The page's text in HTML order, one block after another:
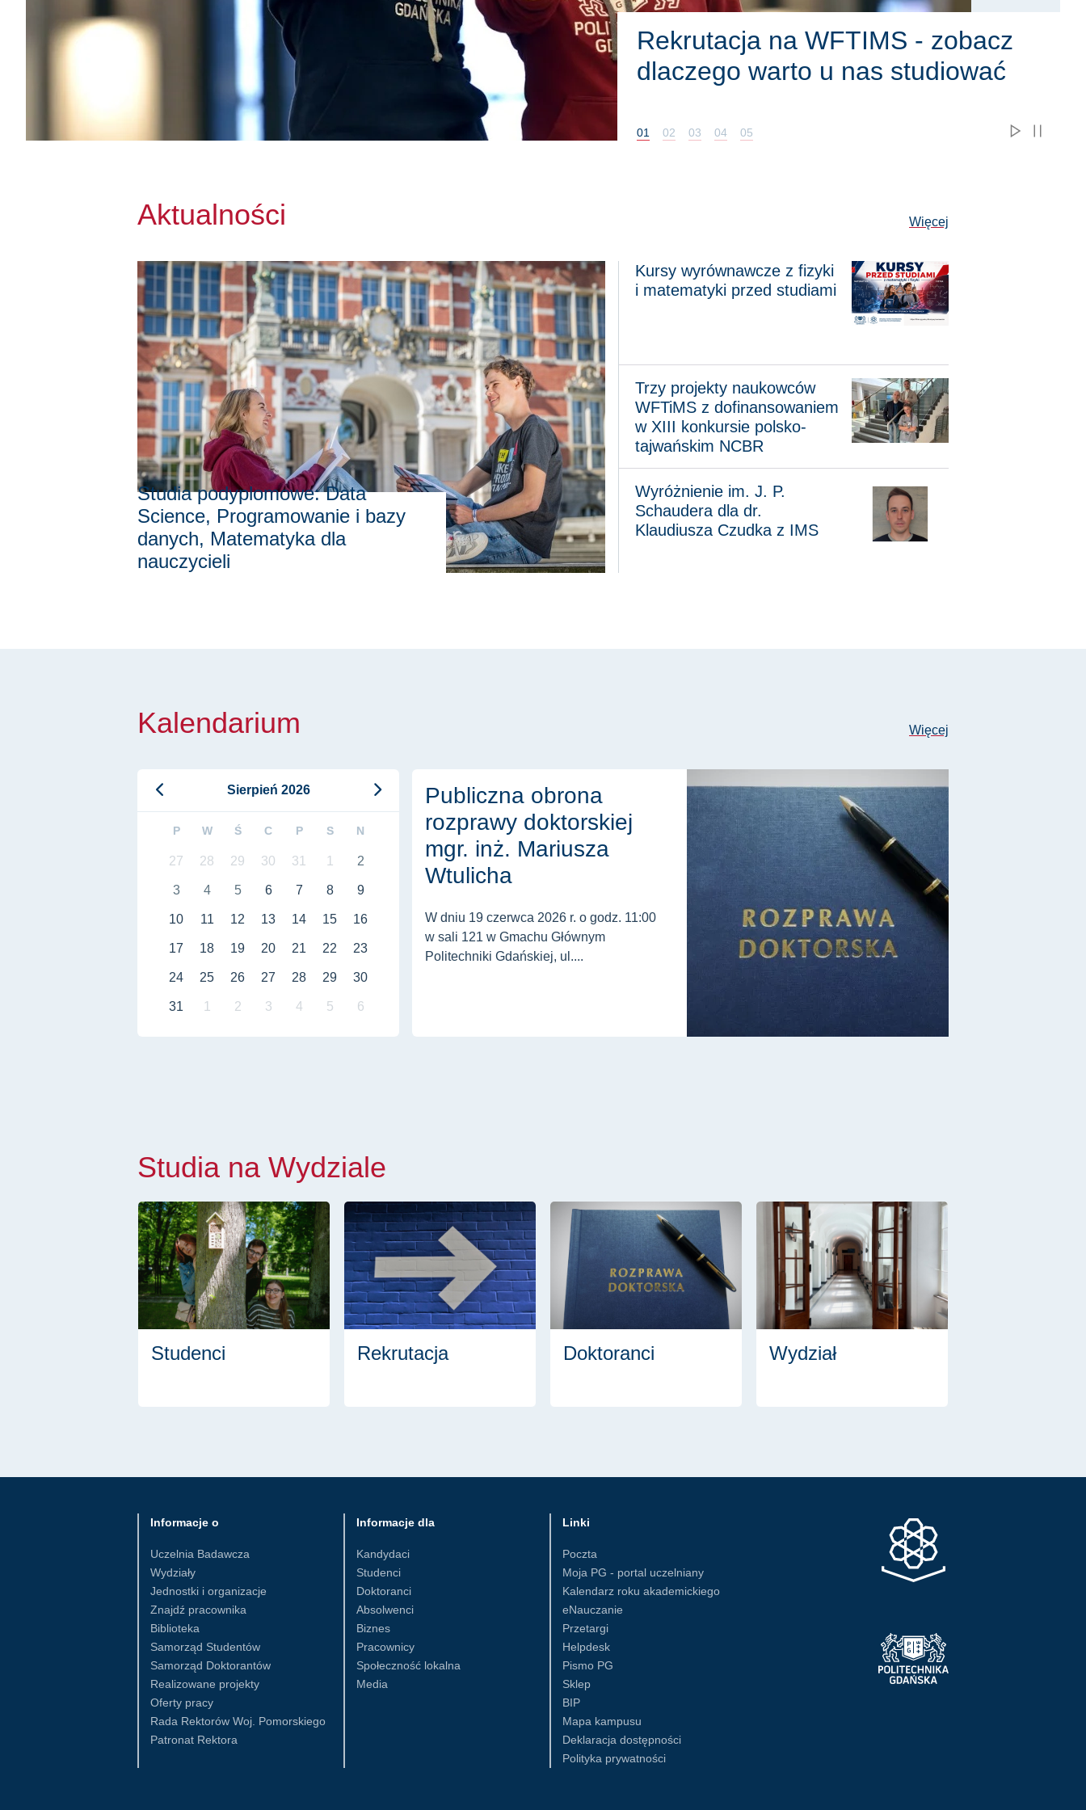
Poznaj nasz Wydział
01 02 03 04 05
Aktualności Więcej
Przejdź do Studia podyplomowe: Data Science, Programowanie i bazy danych, Matematyka dla nauczycieli
Studia podyplomowe: Data
Science, Programowanie i bazy
danych, Matematyka dla
nauczycieli
Kursy wyrównawcze z fizyki i matematyki przed studiami
Kursy wyrównawcze z fizyki
i matematyki przed studiami
Trzy projekty naukowców
WFTiMS z dofinansowaniem
w XIII konkursie polsko-
tajwańskim NCBR
Wyróżnienie im. J. P.
Schaudera dla dr.
Klaudiusza Czudka z IMS
Kalendarium Więcej
Sierpień 2026
P W Ś C P S N
27 28 29 30 31 1 2
3 4 5 6 7 8 9
10 11 12 13 14 15 16
17 18 19 20 21 22 23
24 25 26 27 28 29 30
31 1 2 3 4 5 6
Publiczna obrona
rozprawy doktorskiej
mgr. inż. Mariusza
Wtulicha
W dniu 19 czerwca 2026 r. o godz. 11:00
w sali 121 w Gmachu Głównym
Politechniki Gdańskiej, ul....
Studia na Wydziale
Studenci Rekrutacja Doktoranci Wydział
Informacje o
Uczelnia Badawcza
Wydziały
Jednostki i organizacje
Znajdź pracownika
Biblioteka
Samorząd Studentów
Samorząd Doktorantów
Realizowane projekty
Oferty pracy
Rada Rektorów Woj. Pomorskiego
Patronat Rektora
Informacje dla
Kandydaci
Studenci
Doktoranci
Absolwenci
Biznes
Pracownicy
Społeczność lokalna
Media
Linki
Poczta
Moja PG - portal uczelniany
Kalendarz roku akademickiego
eNauczanie
Przetargi
Helpdesk
Pismo PG
Sklep
BIP
Mapa kampusu
Deklaracja dostępności
Polityka prywatności